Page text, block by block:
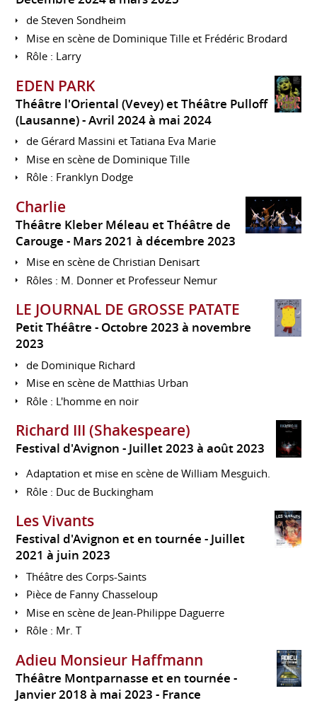
de Steven Sondheim
Mise en scène de Dominique Tille et Frédéric Brodard
Rôle : Larry
EDEN PARK
Théâtre l'Oriental (Vevey) et Théâtre Pulloff
(Lausanne)
Avril 2024 à mai 2024
de Gérard Massini et Tatiana Eva Marie
Mise en scène de Dominique Tille
Rôle : Franklyn Dodge
Charlie
Théâtre Kleber Méleau et Théâtre de
Carouge
Mars 2021 à décembre 2023
Mise en scène de Christian Denisart
Rôles : M. Donner et Professeur Nemur
LE JOURNAL DE GROSSE PATATE
Petit Théâtre
Octobre 2023 à novembre
2023
de Dominique Richard
Mise en scène de Matthias Urban
Rôle : L'homme en noir
Richard III (Shakespeare)
Festival d'Avignon Juillet 2023 à août 2023
Adaptation et mise en scène de William Mesguich.
Rôle : Duc de Buckingham
Les Vivants
Festival d'Avignon et en tournée
Juillet
2021 à juin 2023
Théâtre des Corps-Saints
Pièce de Fanny Chasseloup
Mise en scène de Jean-Philippe Daguerre
Rôle : Mr. T
Adieu Monsieur Haffmann
Théâtre Montparnasse et en tournée
Janvier 2018 à mai 2023 France